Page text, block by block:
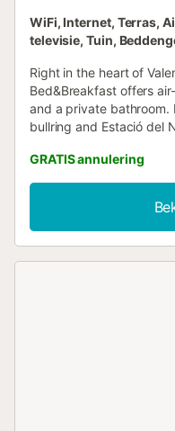
WiFi, Internet, Terras,
televisie, Tuin,
Right in the heart of
Bed&Breakfast offers
and a private bathroom.
bullring and Estació del
GRATIS annulering